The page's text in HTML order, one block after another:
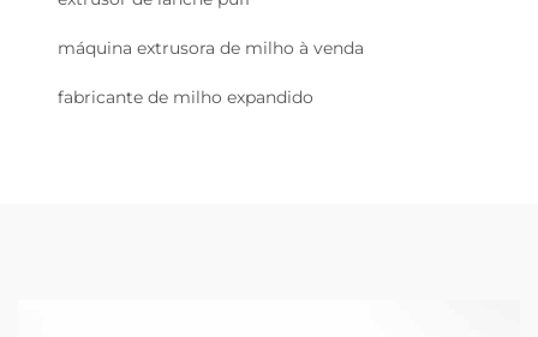
máquina extrusora de milho à venda
fabricante de milho expandido